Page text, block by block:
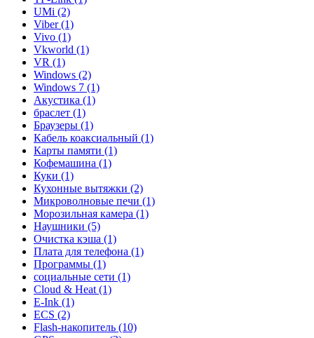
UMi (2)
Viber (1)
Vivo (1)
Vkworld (1)
VR (1)
Windows (2)
Windows 7 (1)
Акустика (1)
браслет (1)
Браузеры (1)
Кабель коаксиальный (1)
Карты памяти (1)
Кофемашина (1)
Куки (1)
Кухонные вытяжки (2)
Микроволновые печи (1)
Морозильная камера (1)
Наушники (5)
Очистка кэша (1)
Плата для телефона (1)
Программы (1)
социальные сети (1)
Cloud & Heat (1)
E-Ink (1)
ECS (2)
Flash-накопитель (10)